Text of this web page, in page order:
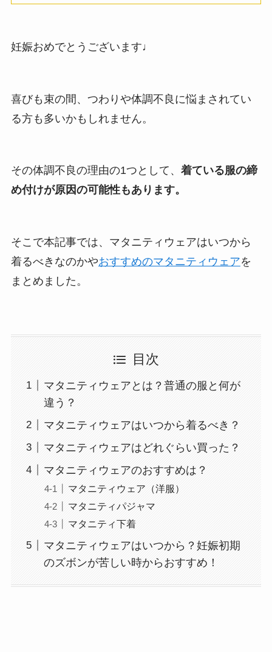
妊娠おめでとうございます♩
喜びも束の間、つわりや体調不良に悩まされてい
る方も多いかもしれません。
その体調不良の理由の1つとして、 着ている服の締
め付けが原因の可能性もあります。
そこで本記事では、マタニティウェアはいつから
着るべきなのかやおすすめのマタニティウェアを
まとめました。
目次
マタニティウェアとは？普通の服と何が
違う？
マタニティウェアはいつから着るべき？
マタニティウェアはどれぐらい買った？
マタニティウェアのおすすめは？
マタニティウェア（洋服）
マタニティパジャマ
マタニティ下着
マタニティウェアはいつから？妊娠初期
のズボンが苦しい時からおすすめ！